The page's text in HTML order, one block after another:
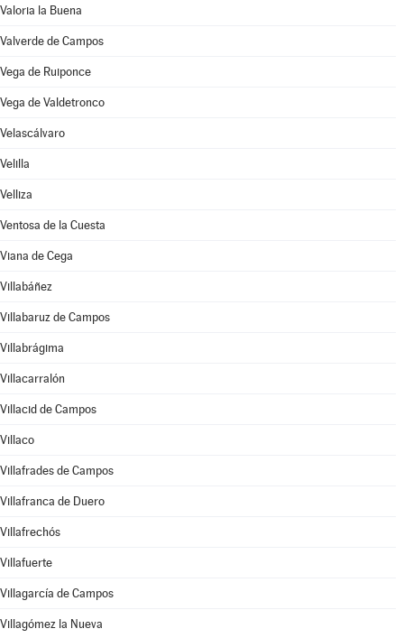
Valoria la Buena
Valverde de Campos
Vega de Ruiponce
Vega de Valdetronco
Velascálvaro
Velilla
Velliza
Ventosa de la Cuesta
Viana de Cega
Villabáñez
Villabaruz de Campos
Villabrágima
Villacarralón
Villacid de Campos
Villaco
Villafrades de Campos
Villafranca de Duero
Villafrechós
Villafuerte
Villagarcía de Campos
Villagómez la Nueva